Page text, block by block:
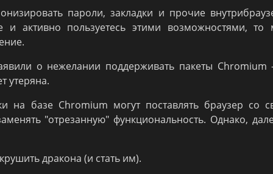
пароли, закладки и прочие
активно пользуетесь этими возможностями, то
о нежелании поддерживать пакеты Chromium
утеряна.
на базе Chromium могут поставлять браузер со
"отрезанную" функциональность. Однако,
дракона (и стать им).